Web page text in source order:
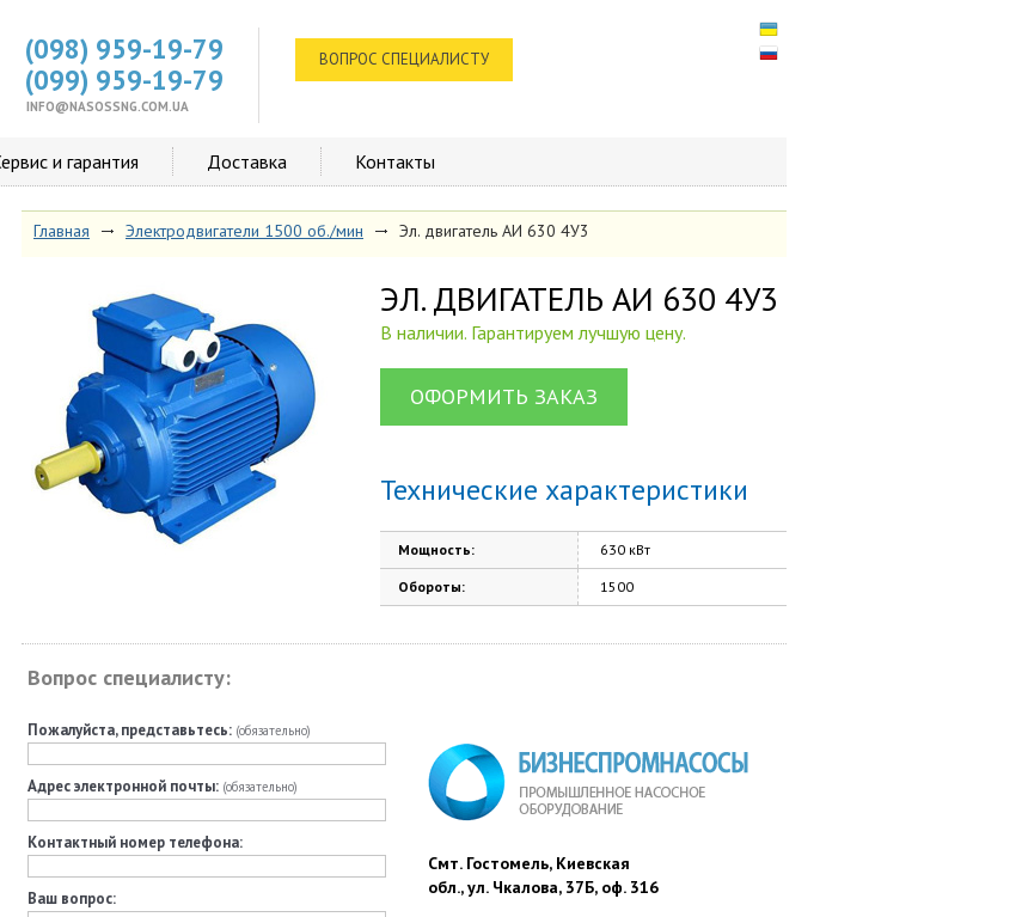
(098) 959-19-79
(099) 959-19-79
INFO@NASOSSNG.COM.UA
ВОПРОС СПЕЦИАЛИСТУ
Сервис и гарантия Доставка Контакты
Главная Электродвигатели 1500 об./мин Эл. двигатель АИ 630 4У3
ЭЛ. ДВИГАТЕЛЬ АИ 630 4У3
В наличии. Гарантируем лучшую цену.
ОФОРМИТЬ ЗАКАЗ
Технические характеристики
Мощность: 630 кВт
Обороты: 1500
Вопрос специалисту:
Пожалуйста, представьтесь: (обязательно)
Адрес электронной почты: (обязательно)
Контактный номер телефона:
Ваш вопрос:
Смт. Гостомель, Киевская
обл., ул. Чкалова, 37Б, оф. 316